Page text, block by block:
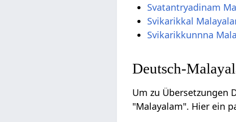
Svatantryadinam
Svikarikkal
Svikarikkunnna
Deutsch-
Um zu Übersetzungen
"Malayalam". Hier ein